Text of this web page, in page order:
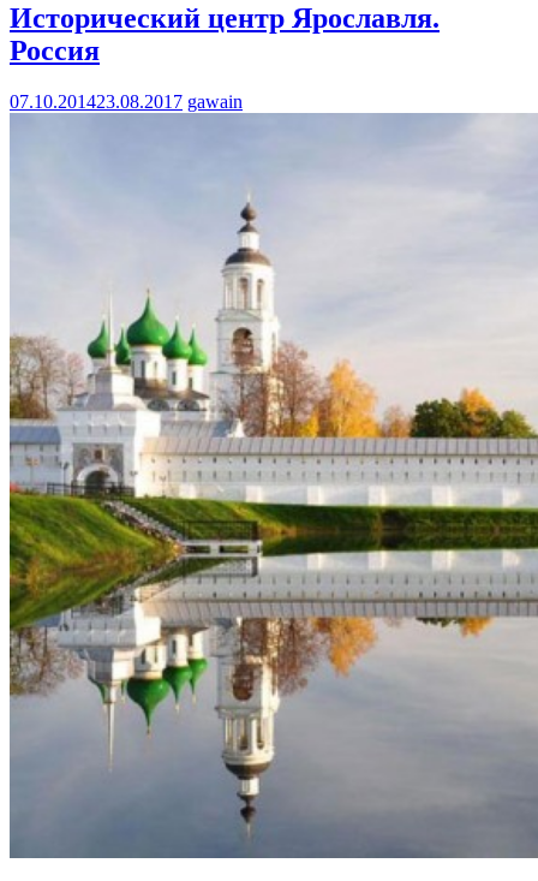
Исторический центр Ярославля.
Россия
07.10.201423.08.2017 gawain